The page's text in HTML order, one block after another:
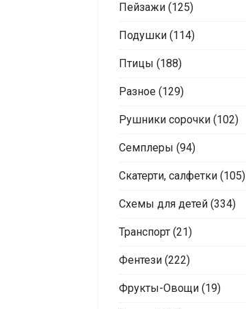
Пейзажи (125)
Подушки (114)
Птицы (188)
Разное (129)
Рушники сорочки (102)
Семплеры (94)
Скатерти, салфетки (105)
Схемы для детей (334)
Транспорт (21)
Фентези (222)
Фрукты-Овощи (19)